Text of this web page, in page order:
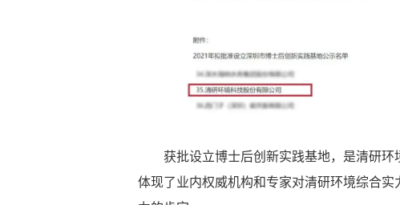
获批设立博士后创新实践基地，是清研环
体现了业内权威机构和专家对清研环境综合